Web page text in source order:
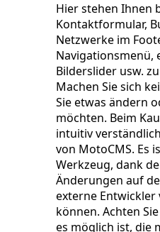
Hier stehen Ihnen
Kontaktformular,
Netzwerke im
Navigationsmenü,
Bilderslider usw.
Machen Sie sich
Sie etwas ändern
möchten. Beim
intuitiv
von MotoCMS. Es
Werkzeug, dank
Änderungen auf
externe Entwickler
können. Achten
es möglich ist, die